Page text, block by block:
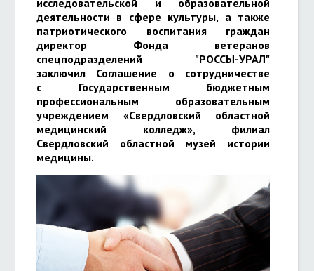
исследовательской и образовательной
деятельности в сфере культуры, а также
патриотического воспитания граждан
директор Фонда ветеранов
спецподразделений "РОССЫ-УРАЛ"
заключил Соглашение о сотрудничестве
с Государственным бюджетным
профессиональным образовательным
учреждением «Свердловский областной
медицинский колледж», филиал
Свердловский областной музей истории
медицины.